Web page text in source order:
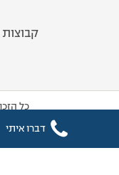
כל
דברו איתי